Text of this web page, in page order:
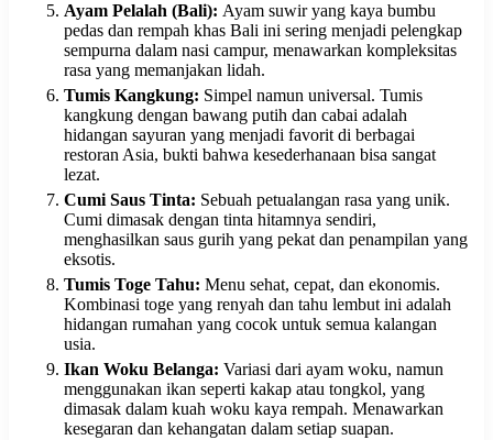
Ayam Pelalah (Bali): Ayam suwir yang kaya bumbu
pedas dan rempah khas Bali ini sering menjadi pelengkap
sempurna dalam nasi campur, menawarkan kompleksitas
rasa yang memanjakan lidah.
Tumis Kangkung: Simpel namun universal. Tumis
kangkung dengan bawang putih dan cabai adalah
hidangan sayuran yang menjadi favorit di berbagai
restoran Asia, bukti bahwa kesederhanaan bisa sangat
lezat.
Cumi Saus Tinta: Sebuah petualangan rasa yang unik.
Cumi dimasak dengan tinta hitamnya sendiri,
menghasilkan saus gurih yang pekat dan penampilan yang
eksotis.
Tumis Toge Tahu: Menu sehat, cepat, dan ekonomis.
Kombinasi toge yang renyah dan tahu lembut ini adalah
hidangan rumahan yang cocok untuk semua kalangan
usia.
Ikan Woku Belanga: Variasi dari ayam woku, namun
menggunakan ikan seperti kakap atau tongkol, yang
dimasak dalam kuah woku kaya rempah. Menawarkan
kesegaran dan kehangatan dalam setiap suapan.